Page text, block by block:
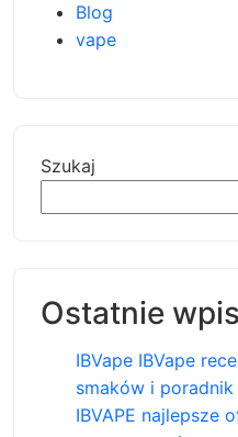
Blog
vape
Szukaj
Ostatnie
IBVape IBVape
smaków i
IBVAPE najlepsze